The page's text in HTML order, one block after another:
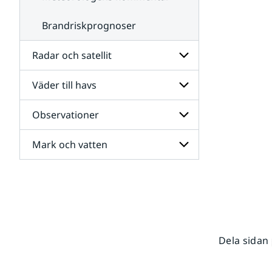
Brandriskprognoser
Radar och satellit
Undersidor
för
Radar
och
satellit
Väder till havs
Undersidor
för
Väder
till
havs
Observationer
Undersidor
för
Mark och vatten
Dela sidan